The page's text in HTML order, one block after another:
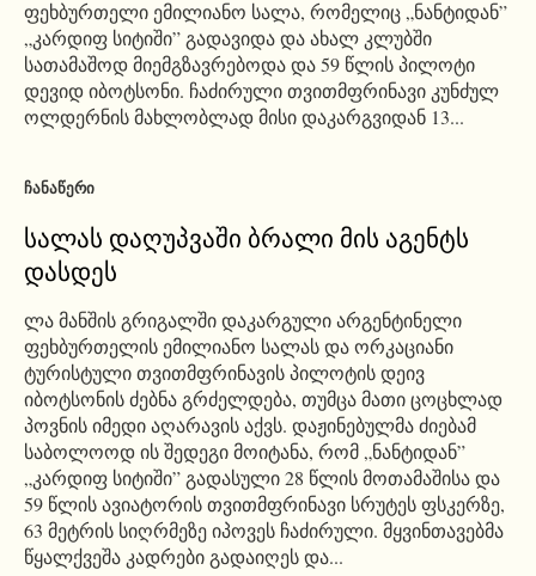
ფეხბურთელი ემილიანო სალა, რომელიც „ნანტიდან”
„კარდიფ სიტიში” გადავიდა და ახალ კლუბში
სათამაშოდ მიემგზავრებოდა და 59 წლის პილოტი
დევიდ იბოტსონი. ჩაძირული თვითმფრინავი კუნძულ
ოლდერნის მახლობლად მისი დაკარგვიდან 13...
ᲩᲐᲜᲐᲬᲔᲠᲘ
სალას დაღუპვაში ბრალი მის აგენტს
დასდეს
ლა მანშის გრიგალში დაკარგული არგენტინელი
ფეხბურთელის ემილიანო სალას და ორკაციანი
ტურისტული თვითმფრინავის პილოტის დეივ
იბოტსონის ძებნა გრძელდება, თუმცა მათი ცოცხლად
პოვნის იმედი აღარავის აქვს. დაჟინებულმა ძიებამ
საბოლოოდ ის შედეგი მოიტანა, რომ „ნანტიდან”
„კარდიფ სიტიში” გადასული 28 წლის მოთამაშისა და
59 წლის ავიატორის თვითმფრინავი სრუტეს ფსკერზე,
63 მეტრის სიღრმეზე იპოვეს ჩაძირული. მყვინთავებმა
წყალქვეშა კადრები გადაიღეს და...